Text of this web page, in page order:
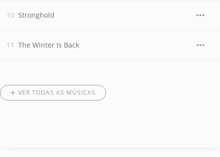
Stronghold
The Winter Is Back
VER TODAS AS MÚSICAS